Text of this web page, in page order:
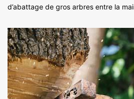
d’abattage de gros arbres entre la